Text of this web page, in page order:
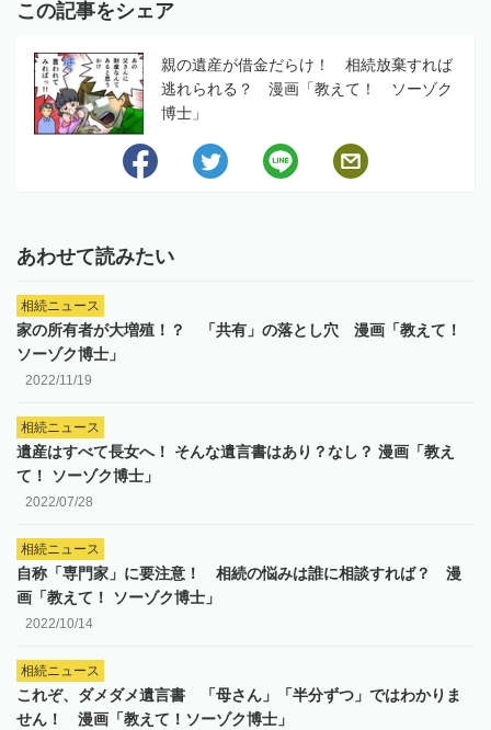
この記事をシェア
親の遺産が借金だらけ！ 相続放棄すれば
逃れられる？ 漫画「教えて！ ソーゾク
博士」
あわせて読みたい
相続ニュース
家の所有者が大増殖！？ 「共有」の落とし穴 漫画「教えて！
ソーゾク博士」
2022/11/19
相続ニュース
遺産はすべて長女へ！ そんな遺言書はあり？なし？ 漫画「教え
て！ ソーゾク博士」
2022/07/28
相続ニュース
自称「専門家」に要注意！ 相続の悩みは誰に相談すれば？ 漫
画「教えて！ ソーゾク博士」
2022/10/14
相続ニュース
これぞ、ダメダメ遺言書 「母さん」「半分ずつ」ではわかりま
せん！ 漫画「教えて！ソーゾク博士」